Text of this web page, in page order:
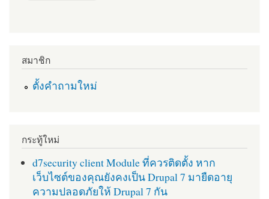
สมาชิก
ตั้งคำถามใหม่
กระทู้ใหม่
d7security client Module ที่ควรติดตั้ง หาก
เว็บไซต์ของคุณยังคงเป็น Drupal 7 มายืดอายุ
ความปลอดภัยให้ Drupal 7 กัน